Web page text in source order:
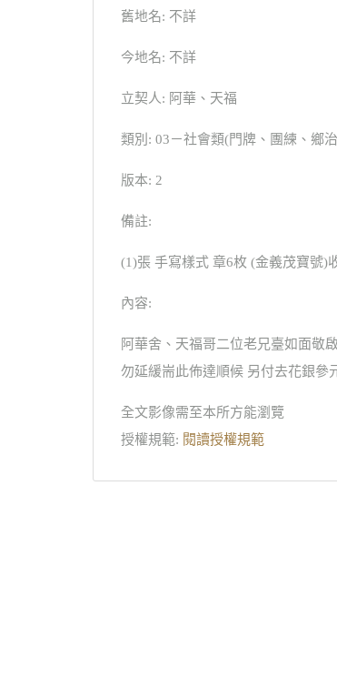
舊地名: 不詳
今地名: 不詳
立契人: 阿華、天福
類別: 03－社會類(門牌、團練、鄉
版本: 2
備註:
(1)張 手寫樣式 章6枚 (金義茂寶號)
內容:
阿華舍、天福哥二位老兄臺如面敬
勿延緩耑此佈達順候 另付去花銀參
全文影像需至本所方能瀏覽
授權規範: 閱讀授權規範